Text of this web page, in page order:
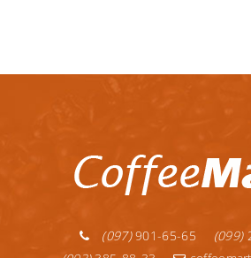
(097)901-65-65 (099)